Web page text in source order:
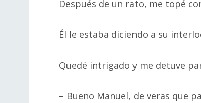
Después de un rato, me topé
Él le estaba diciendo a su
Quedé intrigado y me detuve
– Bueno Manuel, de veras que